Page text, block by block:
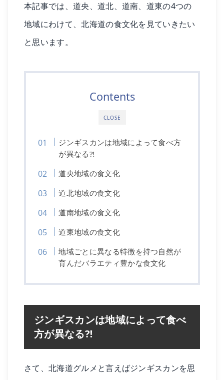
本記事では、道央、道北、道南、道東の4つの
地域にわけて、北海道の食文化を見ていきたい
と思います。
CLOSE
Contents
ジンギスカンは地域によって食べ方
が異なる⁈
道央地域の食文化
道北地域の食文化
道南地域の食文化
道東地域の食文化
地域ごとに異なる特徴を持つ自然が
育んだバラエティ豊かな食文化
ジンギスカンは地域によって食べ
方が異なる⁈
さて、北海道グルメと言えばジンギスカンを思